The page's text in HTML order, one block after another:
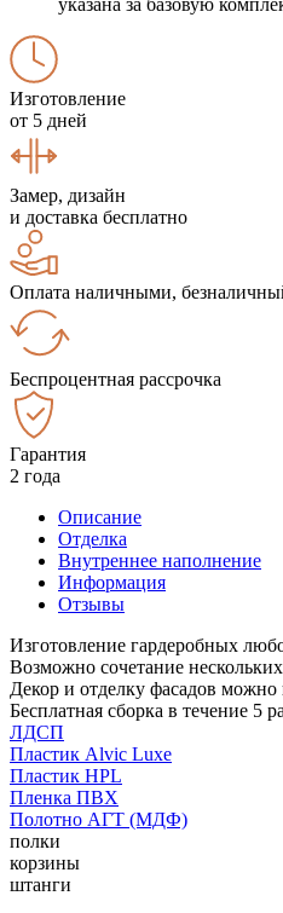
Изготовление
от 5 дней
Замер, дизайн
и доставка бесплатно
Оплата наличными,
Беспроцентная рассрочка
Гарантия
2 года
Описание
Отделка
Внутреннее наполнение
Информация
Отзывы
Изготовление гардеробных
Возможно сочетание
Декор и отделку фасадов
Бесплатная сборка в течение 5
ЛДСП
Пластик Alvic Luxe
Пластик HPL
Пленка ПВХ
Полотно АГТ (МДФ)
полки
корзины
штанги